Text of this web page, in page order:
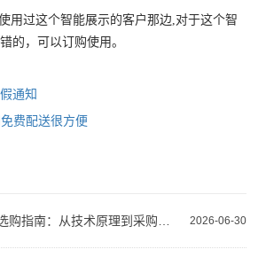
过这个智能展示的客户那边,对于这个智
的，可以订购使用。
通知
费配送很方便
2026-06-30